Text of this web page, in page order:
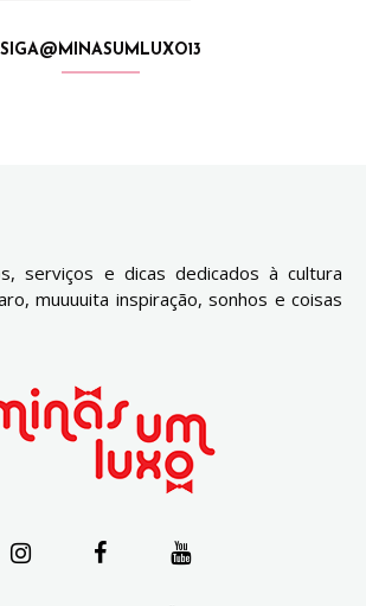
SIGA@MINASUMLUXO13
serviços e dicas dedicados à cultura
muuuuita inspiração, sonhos e coisas